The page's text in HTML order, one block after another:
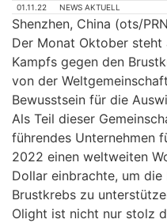
01.11.22 NEWS AKTUELL
Shenzhen, China (ots/
Der Monat Oktober steht
Kampfs gegen den
von der
Bewusstsein für die
Als Teil dieser
führendes Unternehmen
2022 einen weltweiten
Dollar einbrachte, um
Brustkrebs zu
Olight ist nicht nur stolz